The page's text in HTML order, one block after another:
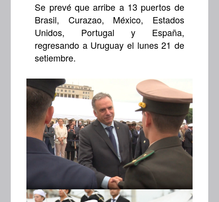
Se prevé que arribe a 13 puertos de
Brasil, Curazao, México, Estados
Unidos, Portugal y España,
regresando a Uruguay el lunes 21 de
setiembre.